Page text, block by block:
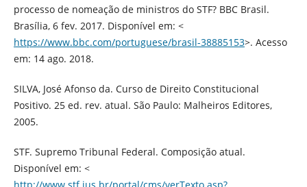
processo de nomeação de ministros do STF? BBC Brasil.
Brasília, 6 fev. 2017. Disponível em: <
https://www.bbc.com/portuguese/brasil-38885153>. Acesso
em: 14 ago. 2018.
SILVA, José Afonso da. Curso de Direito Constitucional
Positivo. 25 ed. rev. atual. São Paulo: Malheiros Editores,
2005.
STF. Supremo Tribunal Federal. Composição atual.
Disponível em: <
http://www.stf.jus.br/portal/cms/verTexto.asp?